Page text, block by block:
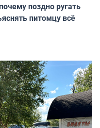
поздно ругать
питомцу всё